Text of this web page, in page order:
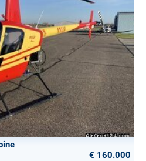
€ 160.000